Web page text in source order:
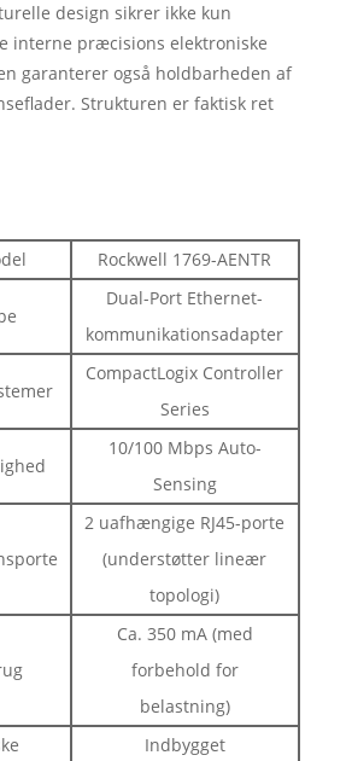
design sikrer ikke kun
interne præcisions elektroniske
garanterer også holdbarheden af
Strukturen er faktisk ret
Rockwell 1769-AENTR
Dual-Port Ethernet-
kommunikationsadapter
CompactLogix Controller
Series
10/100 Mbps Auto-
Sensing
2 uafhængige RJ45-porte
(understøtter lineær
topologi)
Ca. 350 mA (med
forbehold for
belastning)
Indbygget